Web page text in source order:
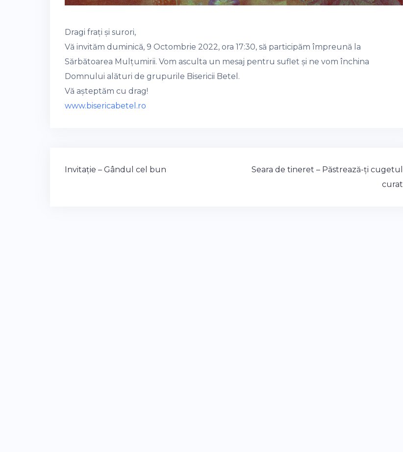
Dragi frați și surori,
Vă invităm duminică, 9 Octombrie 2022, ora 17:30, să participăm împreună la
Sărbătoarea Mulțumirii. Vom asculta un mesaj pentru suflet și ne vom închina
Domnului alături de grupurile Bisericii Betel.
Vă așteptăm cu drag!
www.bisericabetel.ro
Post
Invitație – Gândul cel bun
Seara de tineret – Păstrează-ți cugetul
curat